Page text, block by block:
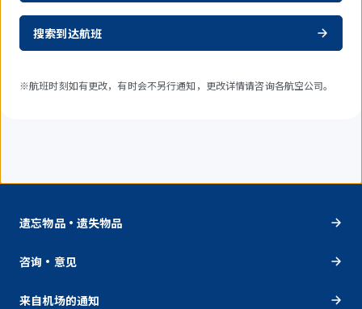
搜索到达航班
※航班时刻如有更改，有时会不另行通知，更改详情请咨询各航空公司。
遗忘物品・遗失物品
咨询・意见
来自机场的通知